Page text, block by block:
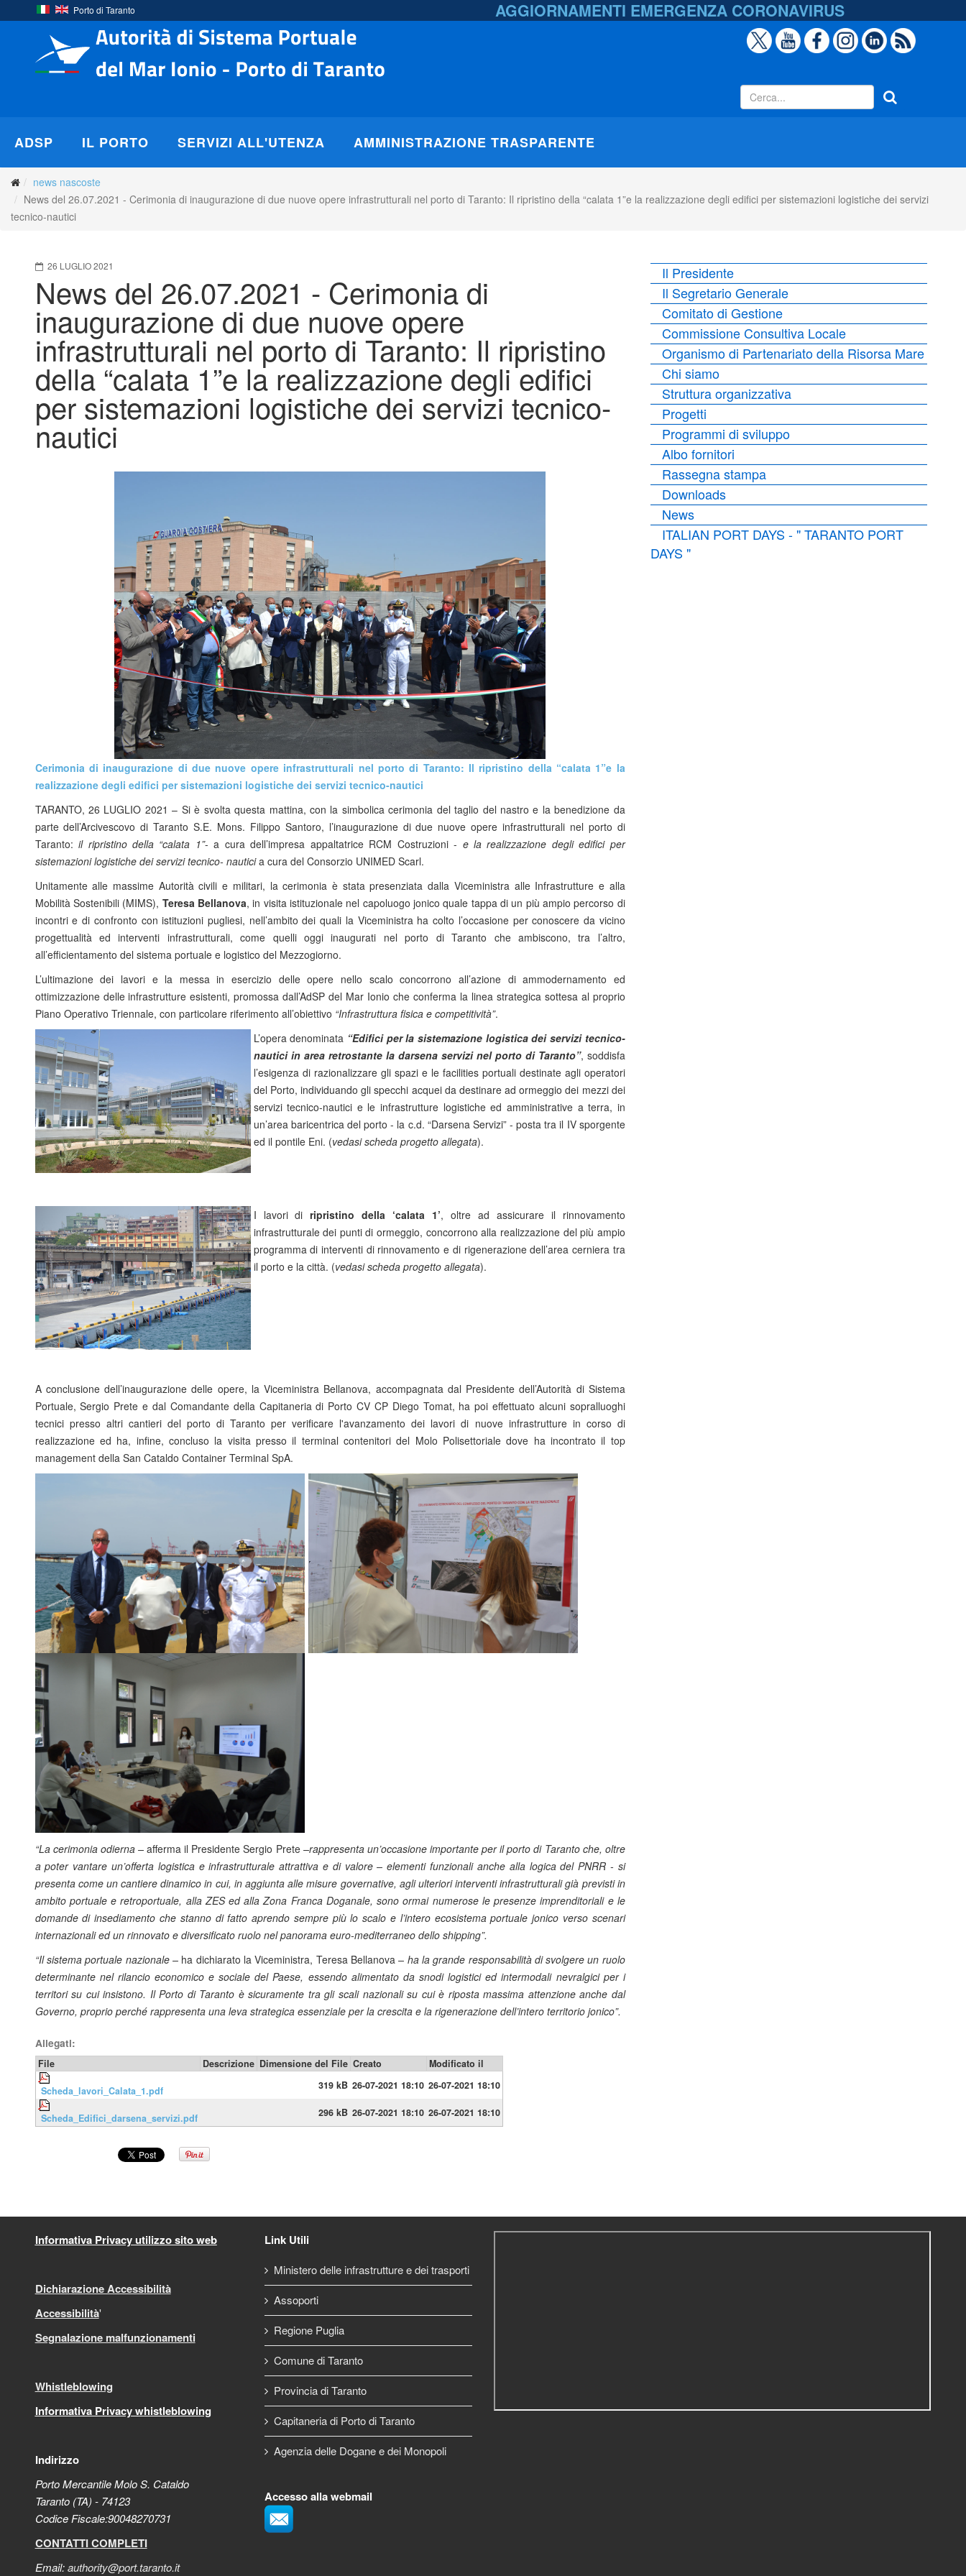
Porto di Taranto AGGIORNAMENTI EMERGENZA CORONAVIRUS
ADSP IL PORTO SERVIZI ALL'UTENZA AMMINISTRAZIONE TRASPARENTE
news nascoste
News del 26.07.2021 - Cerimonia di inaugurazione di due nuove opere infrastrutturali nel porto di Taranto: Il ripristino della “calata 1”e la realizzazione degli edifici per sistemazioni logistiche dei servizi
tecnico-nautici
26 LUGLIO 2021
News del 26.07.2021 - Cerimonia di
inaugurazione di due nuove opere
infrastrutturali nel porto di Taranto: Il ripristino
della “calata 1”e la realizzazione degli edifici
per sistemazioni logistiche dei servizi tecnico-
nautici
Cerimonia di inaugurazione di due nuove opere infrastrutturali nel porto di Taranto: Il ripristino della “calata 1”e la
realizzazione degli edifici per sistemazioni logistiche dei servizi tecnico-nautici
TARANTO, 26 LUGLIO 2021 – Si è svolta questa mattina, con la simbolica cerimonia del taglio del nastro e la benedizione da
parte dell’Arcivescovo di Taranto S.E. Mons. Filippo Santoro, l’inaugurazione di due nuove opere infrastrutturali nel porto di
Taranto:il ripristino della “calata 1”- a cura dell’impresa appaltatrice RCM Costruzioni - e la realizzazione degli edifici per
sistemazioni logistiche dei servizi tecnico- nauticia cura del Consorzio UNIMED Scarl.
Unitamente alle massime Autorità civili e militari, la cerimonia è stata presenziata dalla Viceministra alle Infrastrutture e alla
Mobilità Sostenibili (MIMS), Teresa Bellanova, in visita istituzionale nel capoluogo jonico quale tappa di un più ampio percorso di
incontri e di confronto con istituzioni pugliesi, nell’ambito dei quali la Viceministra ha colto l’occasione per conoscere da vicino
progettualità ed interventi infrastrutturali, come quelli oggi inaugurati nel porto di Taranto che ambiscono, tra l’altro,
all’efficientamento del sistema portuale e logistico del Mezzogiorno.
L’ultimazione dei lavori e la messa in esercizio delle opere nello scalo concorrono all’azione di ammodernamento ed
ottimizzazione delle infrastrutture esistenti, promossa dall’AdSP del Mar Ionio che conferma la linea strategica sottesa al proprio
Piano Operativo Triennale, con particolare riferimento all’obiettivo “Infrastruttura fisica e competitività”.
L’opera denominata “Edifici per la sistemazione logistica dei servizi tecnico-
nautici in area retrostante la darsena servizi nel porto di Taranto”, soddisfa
l’esigenza di razionalizzare gli spazi e le facilities portuali destinate agli operatori
del Porto, individuando gli specchi acquei da destinare ad ormeggio dei mezzi dei
servizi tecnico-nautici e le infrastrutture logistiche ed amministrative a terra, in
un’area baricentrica del porto - la c.d. “Darsena Servizi” - posta tra il IV sporgente
ed il pontile Eni. (vedasi scheda progetto allegata).
I lavori diripristino della ‘calata 1’, oltre ad assicurare il rinnovamento
infrastrutturale dei punti di ormeggio, concorrono alla realizzazione del più ampio
programma di interventi di rinnovamento e di rigenerazione dell’area cerniera tra
il porto e la città. (vedasi scheda progetto allegata).
A conclusione dell’inaugurazione delle opere, la Viceministra Bellanova, accompagnata dal Presidente dell’Autorità di Sistema
Portuale, Sergio Prete e dal Comandante della Capitaneria di Porto CV CP Diego Tomat, ha poi effettuato alcuni sopralluoghi
tecnici presso altri cantieri del porto di Taranto per verificare l'avanzamento dei lavori di nuove infrastrutture in corso di
realizzazione ed ha, infine, concluso la visita presso il terminal contenitori del Molo Polisettoriale dove ha incontrato il top
management della San Cataldo Container Terminal SpA.
“La cerimonia odierna –afferma il Presidente Sergio Prete–rappresenta un’occasione importante per il porto di Taranto che, oltre
a poter vantare un’offerta logistica e infrastrutturale attrattiva e di valore – elementi funzionali anche alla logica del PNRR - si
presenta come un cantiere dinamico in cui, in aggiunta alle misure governative, agli ulteriori interventi infrastrutturali già previsti in
ambito portuale e retroportuale, alla ZES ed alla Zona Franca Doganale, sono ormai numerose le presenze imprenditoriali e le
domande di insediamento che stanno di fatto aprendo sempre più lo scalo e l’intero ecosistema portuale jonico verso scenari
internazionali ed un rinnovato e diversificato ruolo nel panorama euro-mediterraneo dello shipping”.
“Il sistema portuale nazionale –ha dichiarato la Viceministra, Teresa Bellanova– ha la grande responsabilità di svolgere un ruolo
determinante nel rilancio economico e sociale del Paese, essendo alimentato da snodi logistici ed intermodali nevralgici per i
territori su cui insistono. Il Porto di Taranto è sicuramente tra gli scali nazionali su cui è riposta massima attenzione anche dal
Governo, proprio perché rappresenta una leva strategica essenziale per la crescita e la rigenerazione dell’intero territorio jonico”.
Allegati:
File Descrizione Dimensione del File Creato Modificato il
Scheda_lavori_Calata_1.pdf 319 kB 26-07-2021 18:10 26-07-2021 18:10
Scheda_Edifici_darsena_servizi.pdf 296 kB 26-07-2021 18:10 26-07-2021 18:10
Il Presidente
Il Segretario Generale
Comitato di Gestione
Commissione Consultiva Locale
Organismo di Partenariato della Risorsa Mare
Chi siamo
Struttura organizzativa
Progetti
Programmi di sviluppo
Albo fornitori
Rassegna stampa
Downloads
News
ITALIAN PORT DAYS - " TARANTO PORT
DAYS "
Informativa Privacy utilizzo sito web
Dichiarazione Accessibilità
Accessibilità'
Segnalazione malfunzionamenti
Whistleblowing
Informativa Privacy whistleblowing
Indirizzo
Porto Mercantile Molo S. Cataldo
Taranto (TA) - 74123
Codice Fiscale:90048270731
CONTATTI COMPLETI
Email:authority@port.taranto.it
Link Utili
Ministero delle infrastrutture e dei trasporti
Assoporti
Regione Puglia
Comune di Taranto
Provincia di Taranto
Capitaneria di Porto di Taranto
Agenzia delle Dogane e dei Monopoli
Accesso alla webmail